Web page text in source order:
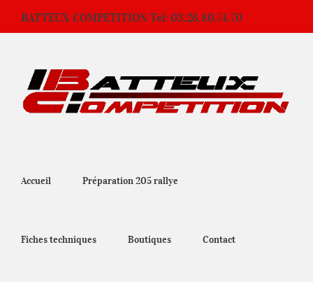
contenu
BATTEUX COMPETITION Tel: 03.26.80.74.70
Accueil Préparation 205 rallye
Fiches techniques Boutiques Contact